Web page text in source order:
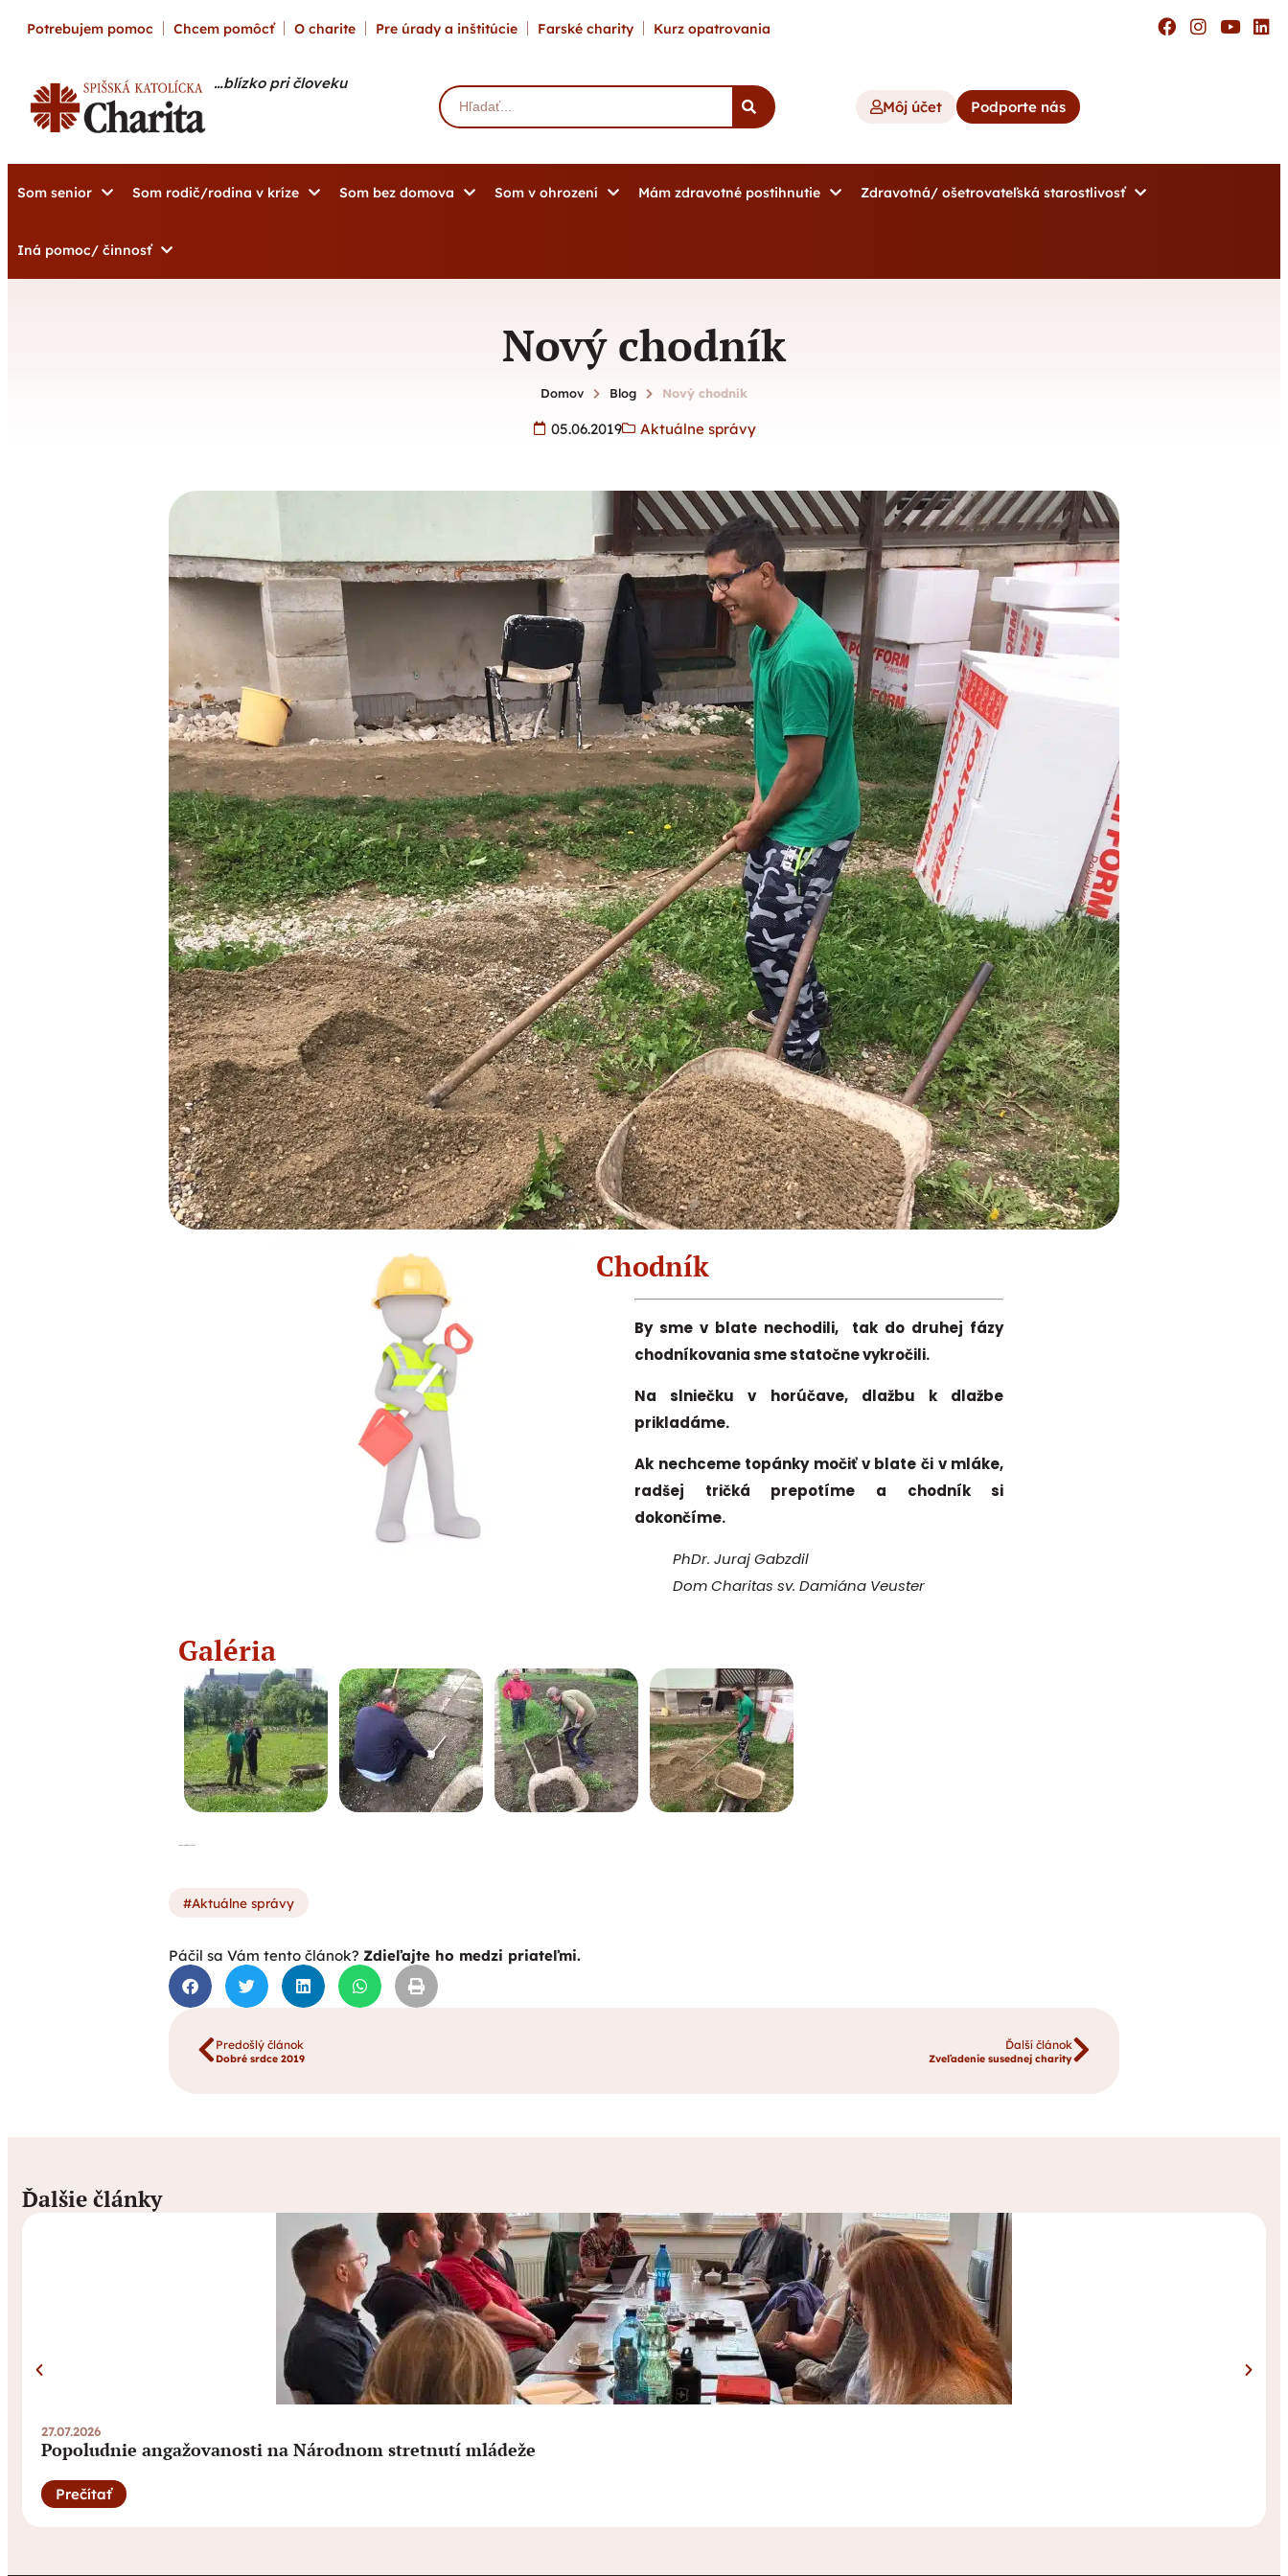
Potrebujem pomoc Chcem pomôcť O charite Pre úrady a inštitúcie Farské charity Kurz opatrovania
…blízko pri človeku
Môj účet
Podporte nás
Som senior Som rodič/rodina v kríze Som bez domova Som v ohrození Mám zdravotné postihnutie Zdravotná/ ošetrovateľská starostlivosť
Iná pomoc/ činnosť
Nový chodník
Domov Blog Nový chodník
05.06.2019 Aktuálne správy
Chodník
By sme v blate nechodili, tak do druhej fázy
chodníkovania sme statočne vykročili.
Na slniečku v horúčave, dlažbu k dlažbe
prikladáme.
Ak nechceme topánky močiť v blate či v mláke,
radšej tričká prepotíme a chodník si
dokončíme.
PhDr. Juraj Gabzdil
Dom Charitas sv. Damiána Veuster
Galéria
Aktuálne správy
Páčil sa Vám tento článok? Zdieľajte ho medzi priateľmi.
Predošlý článok
Dobré srdce 2019
Ďalší článok
Zveľadenie susednej charity
Ďalšie články
27.07.2026
Popoludnie angažovanosti na Národnom stretnutí mládeže
Prečítať